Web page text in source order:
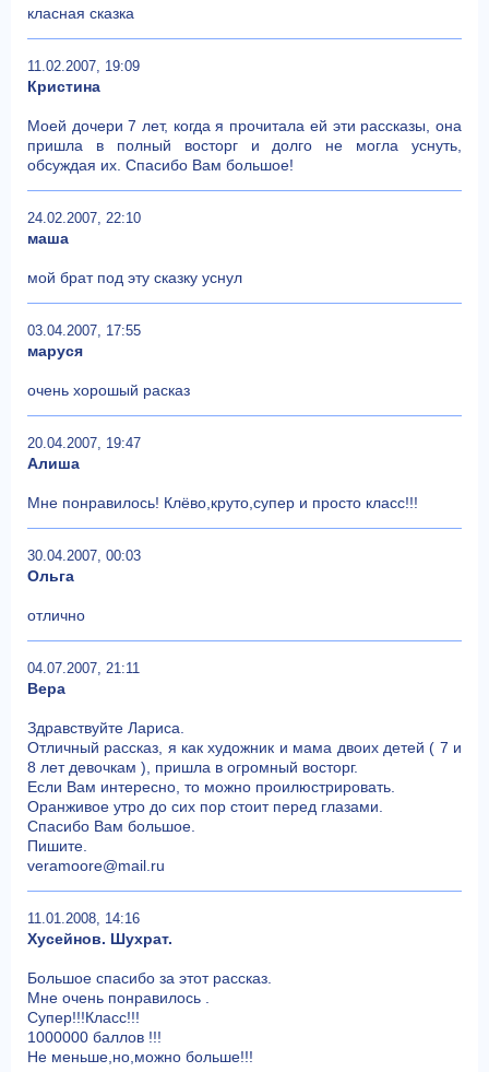
класная сказка
11.02.2007, 19:09
Кристина
Моей дочери 7 лет, когда я прочитала ей эти рассказы, она
пришла в полный восторг и долго не могла уснуть,
обсуждая их. Спасибо Вам большое!
24.02.2007, 22:10
маша
мой брат под эту сказку уснул
03.04.2007, 17:55
маруся
очень хорошый расказ
20.04.2007, 19:47
Алиша
Мне понравилось! Клёво,круто,супер и просто класс!!!
30.04.2007, 00:03
Ольга
отлично
04.07.2007, 21:11
Вера
Здравствуйте Лариса.
Отличный рассказ, я как художник и мама двоих детей ( 7 и
8 лет девочкам ), пришла в огромный восторг.
Если Вам интересно, то можно проилюстрировать.
Оранживое утро до сих пор стоит перед глазами.
Спасибо Вам большое.
Пишите.
veramoore@mail.ru
11.01.2008, 14:16
Хусейнов. Шухрат.
Большое спасибо за этот рассказ.
Мне очень понравилось .
Супер!!!Класс!!!
1000000 баллов !!!
Не меньше,но,можно больше!!!